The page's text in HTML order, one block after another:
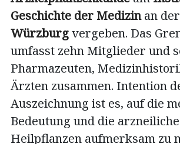
Geschichte der Medizinan der
Würzburgvergeben. Das
umfasst zehn Mitglieder und
Pharmazeuten,
Ärzten zusammen. Intention
Auszeichnung ist es, auf die
Bedeutung und die
Heilpflanzen aufmerksam zu